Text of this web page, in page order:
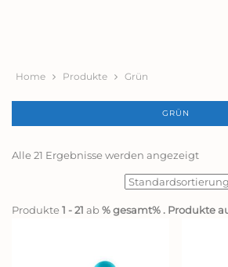
Home Produkte Grün
GRÜN
Alle 21 Ergebnisse werden angezeigt
Produkte1 - 21 ab% gesamt% . Produkte